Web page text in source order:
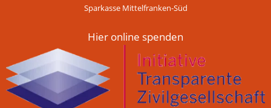
Sparkasse Mittelfranken-Süd
Hier online spenden